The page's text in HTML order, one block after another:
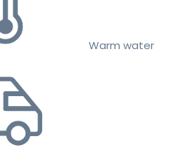
Warm water